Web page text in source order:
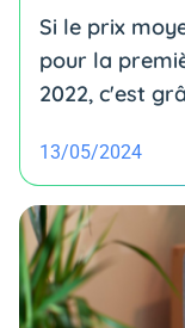
Si le prix
pour la
2022, c'est
13/05/2024